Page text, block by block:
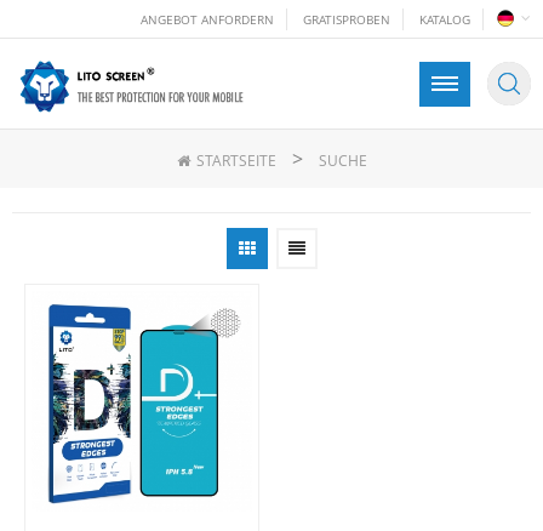
ANGEBOT ANFORDERN GRATISPROBEN KATALOG
STARTSEITE > SUCHE